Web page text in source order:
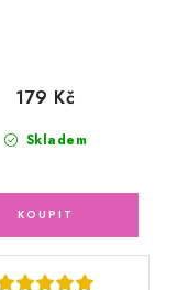
Skladem
179 Kč